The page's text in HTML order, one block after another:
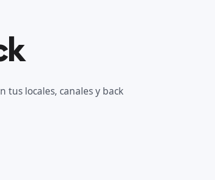
tus locales, canales y back